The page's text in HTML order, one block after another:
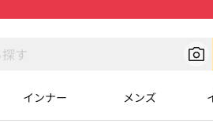
インナー メンズ